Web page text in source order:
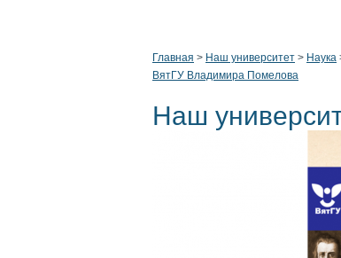
Главная > Наш университет > Наука
ВятГУ Владимира Помелова
Наш